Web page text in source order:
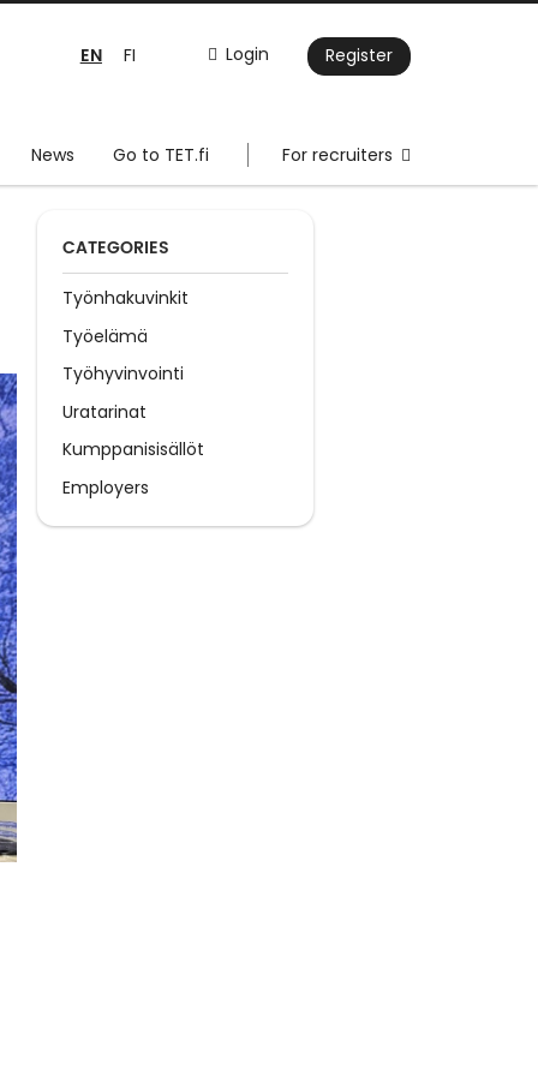
Login Register
EN FI
News Go to TET.fi For recruiters
CATEGORIES
Työnhakuvinkit
Työelämä
Työhyvinvointi
Uratarinat
Kumppanisisällöt
Employers